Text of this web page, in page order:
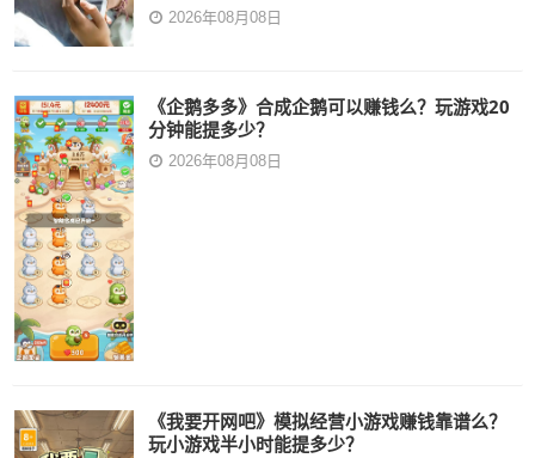
2026年08月08日
《企鹅多多》合成企鹅可以赚钱么？玩游戏20
分钟能提多少？
2026年08月08日
《我要开网吧》模拟经营小游戏赚钱靠谱么？
玩小游戏半小时能提多少？